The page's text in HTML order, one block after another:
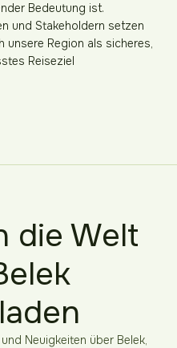
Bedeutung ist.
und Stakeholdern setzen
unsere Region als sicheres,
Reiseziel
die Welt
Neuigkeiten über Belek,